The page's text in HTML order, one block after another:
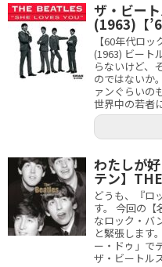
ザ・ビー
(1963)【
【60年代ロ
(1963) ビート
らないけど、
のではないか
ァンぐらいの
世界中の若者
わたしが
テン】
どうも、『ロ
す。 今回の【
なロック・バ
と緊張します
ー・ドゥ」で
ザ・ビートル